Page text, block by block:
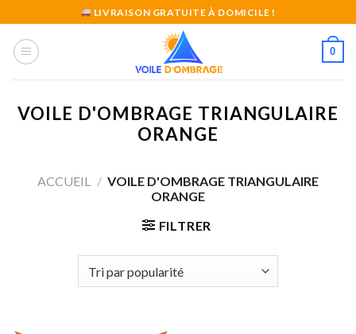
to
content
LIVRAISON GRATUITE À DOMICILE !
0
VOILE D'OMBRAGE TRIANGULAIRE
ORANGE
ACCUEIL / VOILE D'OMBRAGE TRIANGULAIRE
ORANGE
FILTRER